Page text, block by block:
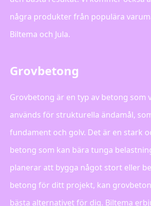
några produkter från populära
Biltema och Jula.
Grovbetong
Grovbetong är en typ av betong som
används för strukturella ändamål,
fundament och golv. Det är en stark
betong som kan bära tunga
planerar att bygga något stort eller
betong för ditt projekt, kan
bästa alternativet för dig. Biltema